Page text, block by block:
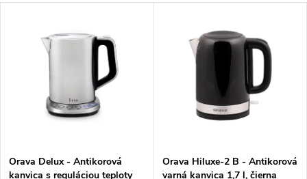
Najpredávanejšie
Orava Delux - Antikorová
kanvica s reguláciou teploty
Orava Hiluxe-2 B - Antikorová
varná kanvica 1,7 l, čierna